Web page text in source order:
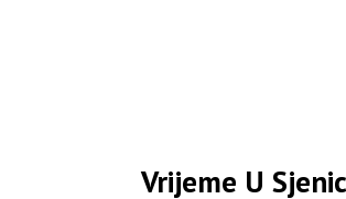
Vrijeme U